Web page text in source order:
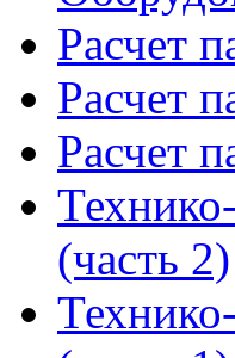
Расчет
Расчет
Расчет
(часть 2)